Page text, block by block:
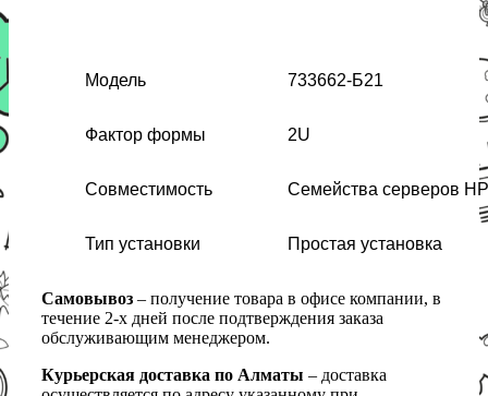
Модель 733662-Б21
Фактор формы 2U
Совместимость Семейства серверов
Тип установки Простая установка
Самовывоз – получение товара в офисе компании, в
течение 2-х дней после подтверждения заказа
обслуживающим менеджером.
Курьерская доставка по Алматы – доставка